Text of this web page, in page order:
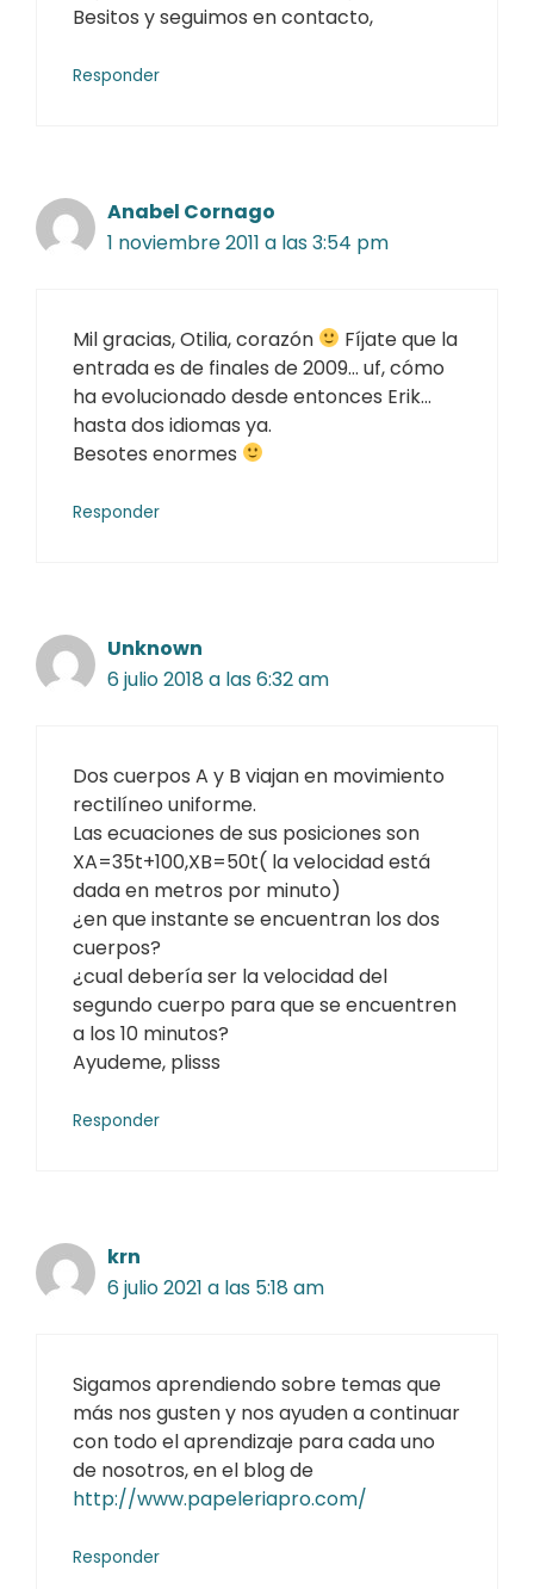
Besitos y seguimos en contacto,
Responder
Anabel Cornago
1 noviembre 2011 a las 3:54 pm
Mil gracias, Otilia, corazón
Fíjate que la
entrada es de finales de 2009… uf, cómo
ha evolucionado desde entonces Erik…
hasta dos idiomas ya.
Besotes enormes
Responder
Unknown
6 julio 2018 a las 6:32 am
Dos cuerpos A y B viajan en movimiento
rectilíneo uniforme.
Las ecuaciones de sus posiciones son
XA=35t+100,XB=50t( la velocidad está
dada en metros por minuto)
¿en que instante se encuentran los dos
cuerpos?
¿cual debería ser la velocidad del
segundo cuerpo para que se encuentren
a los 10 minutos?
Ayudeme, plisss
Responder
krn
6 julio 2021 a las 5:18 am
Sigamos aprendiendo sobre temas que
más nos gusten y nos ayuden a continuar
con todo el aprendizaje para cada uno
de nosotros, en el blog de
http://www.papeleriapro.com/
Responder